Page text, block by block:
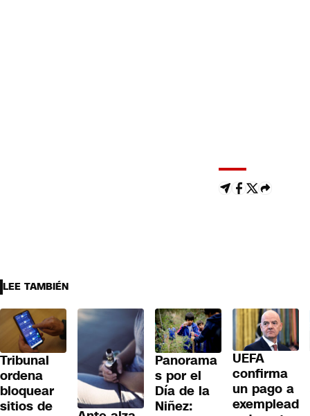
LEE TAMBIÉN
Tribunal
ordena
bloquear
sitios de
Panorama
s por el
Día de la
Niñez:
UEFA
confirma
un pago a
exemplead